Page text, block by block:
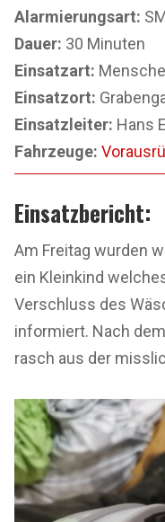
Alarmierungsart:
Dauer: 30 Minuten
Einsatzart:
Einsatzort:
Einsatzleiter: Hans
Fahrzeuge:
Einsatzbericht:
Am Freitag wurden
ein Kleinkind
Verschluss des
informiert. Nach
rasch aus der